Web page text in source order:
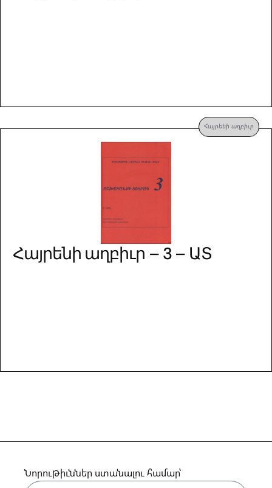
Հայրենի աղբիւր
Հայրենի աղբիւր – 3 – ԱՏ
Նորութիւններ ստանալու համար՝